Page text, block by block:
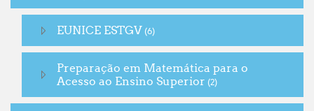
EUNICE ESTGV (6)
Preparação em Matemática para o
Acesso ao Ensino Superior (2)